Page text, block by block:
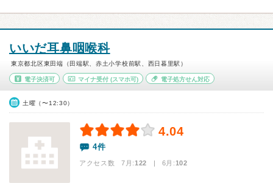
いいだ耳鼻咽喉科
東京都北区東田端（田端駅、赤土小学校前駅、西日暮里駅）
電子決済可 マイナ受付(スマホ可) 電子処方せん対応
土曜（〜12:30）
4.04
4件
アクセス数 7月:122 | 6月:102